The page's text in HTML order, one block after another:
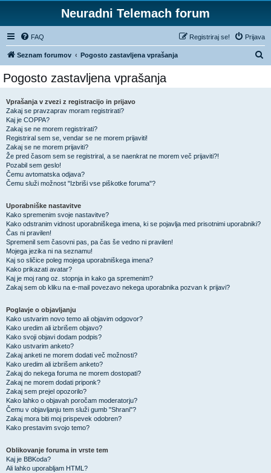
Neuradni Telemach forum
FAQ Prijava
Registriraj se!
Seznam forumov Pogosto zastavljena vprašanja
Pogosto zastavljena vprašanja
Vprašanja v zvezi z registracijo in prijavo
Zakaj se pravzaprav moram registrirati?
Kaj je COPPA?
Zakaj se ne morem registrirati?
Registriral sem se, vendar se ne morem prijaviti!
Zakaj se ne morem prijaviti?
Že pred časom sem se registriral, a se naenkrat ne morem več prijaviti?!
Pozabil sem geslo!
Čemu avtomatska odjava?
Čemu služi možnost "Izbriši vse piškotke foruma"?
Uporabniške nastavitve
Kako spremenim svoje nastavitve?
Kako odstranim vidnost uporabniškega imena, ki se pojavlja med prisotnimi uporabniki?
Čas ni pravilen!
Spremenil sem časovni pas, pa čas še vedno ni pravilen!
Mojega jezika ni na seznamu!
Kaj so sličice poleg mojega uporabniškega imena?
Kako prikazati avatar?
Kaj je moj rang oz. stopnja in kako ga spremenim?
Zakaj sem ob kliku na e-mail povezavo nekega uporabnika pozvan k prijavi?
Poglavje o objavljanju
Kako ustvarim novo temo ali objavim odgovor?
Kako uredim ali izbrišem objavo?
Kako svoji objavi dodam podpis?
Kako ustvarim anketo?
Zakaj anketi ne morem dodati več možnosti?
Kako uredim ali izbrišem anketo?
Zakaj do nekega foruma ne morem dostopati?
Zakaj ne morem dodati priponk?
Zakaj sem prejel opozorilo?
Kako lahko o objavah poročam moderatorju?
Čemu v objavljanju tem služi gumb "Shrani"?
Zakaj mora biti moj prispevek odobren?
Kako prestavim svojo temo?
Oblikovanje foruma in vrste tem
Kaj je BBKoda?
Ali lahko uporabljam HTML?